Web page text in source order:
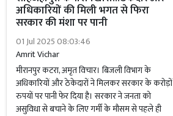
अधिकारियों की मिली भगत से फिरा
सरकार की मंशा पर पानी
01 Jul 2025 08:03:46
Amrit Vichar
मीरानपुर कटरा, अमृत विचार। बिजली विभाग के
अधिकारियों और ठेकेदारों ने मिलकर सरकार के करोड़ों
रुपयों पर पानी फेर दिया है। सरकार ने जनता को
असुविधा से बचाने के लिए गर्मी के मौसम से पहले ही